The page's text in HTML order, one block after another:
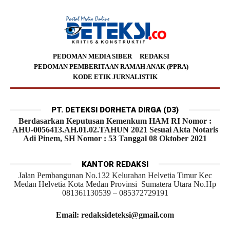
PEDOMAN MEDIA SIBER
REDAKSI
PEDOMAN PEMBERITAAN RAMAH ANAK (PPRA)
KODE ETIK JURNALISTIK
PT. DETEKSI DORHETA DIRGA (D3)
Berdasarkan Keputusan Kemenkum HAM RI Nomor :
AHU-0056413.AH.01.02.TAHUN 2021 Sesuai Akta Notaris
Adi Pinem, SH Nomor : 53 Tanggal 08 Oktober 2021
KANTOR REDAKSI
Jalan Pembangunan No.132 Kelurahan Helvetia Timur Kec
Medan Helvetia Kota Medan Provinsi Sumatera Utara No.Hp
081361130539 – 085372729191
Email: redaksideteksi@gmail.com